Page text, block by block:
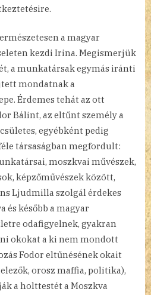
a magyar
kezdi Irina. Megismerjük
a munkatársak egymás iránti
mondatnak a
Érdemes tehát az ott
Bálint, az eltűnt személy a
egyébként pedig
társaságban megfordult:
moszkvai művészek,
képzőművészek között,
Ljudmilla szolgál érdekes
és később a magyar
odafigyelnek, gyakran
okokat a ki nem mondott
Fodor eltűnésének okait
orosz maffia, politika),
a holttestét a Moszkva